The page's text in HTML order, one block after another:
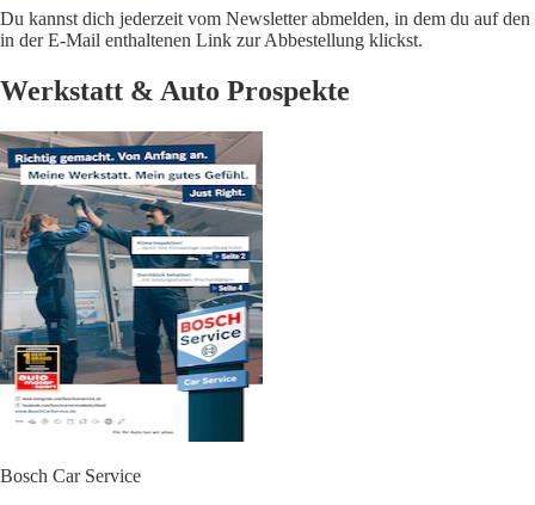
Du kannst dich jederzeit vom Newsletter abmelden, in dem du auf den
in der E-Mail enthaltenen Link zur Abbestellung klickst.
Werkstatt & Auto Prospekte
Bosch Car Service